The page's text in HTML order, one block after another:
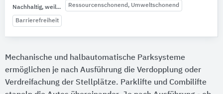
Nachhaltig, weil... Ressourcenschonend, Umweltschonend
Barrierefreiheit
Mechanische und halbautomatische Parksysteme
ermöglichen je nach Ausführung die Verdopplung oder
Verdreifachung der Stellplätze. Parklifte und Combilifte